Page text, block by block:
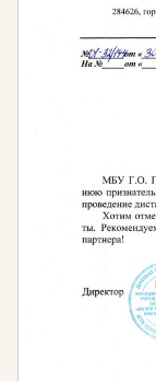
нормативов,
которых